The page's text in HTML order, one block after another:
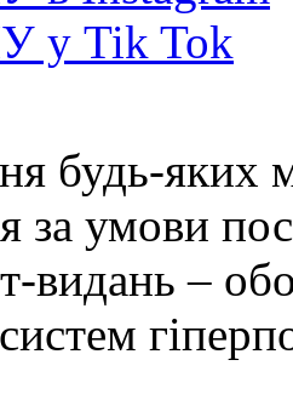
у Tik Tok
будь-яких
за умови
видань –